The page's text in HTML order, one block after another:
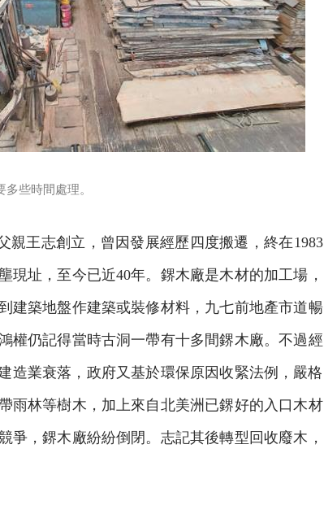
些時間處理。
親王志創立，曾因發展經歷四度搬遷，終在1983
現址，至今已近40年。鎅木廠是木材的加工場，
建築地盤作建築或裝修材料，九七前地產市道暢
權仍記得當時古洞一帶有十多間鎅木廠。不過經
造業衰落，政府又基於環保原因收緊法例，嚴格
雨林等樹木，加上來自北美洲已鎅好的入口木材
爭，鎅木廠紛紛倒閉。志記其後轉型回收廢木，